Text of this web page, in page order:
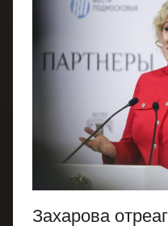
Захарова